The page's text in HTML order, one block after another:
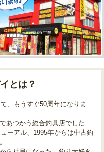
とは？
、もうすぐ50周年になりま
あつかう総合釣具店でした
ーアル、1995年からは中古釣